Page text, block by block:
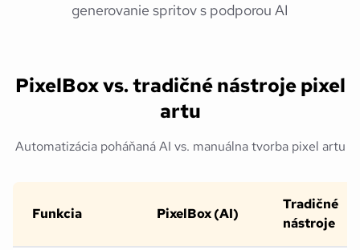
generovanie spritov s podporou AI
PixelBox vs. tradičné nástroje pixel
artu
Automatizácia poháňaná AI vs. manuálna tvorba pixel artu
Funkcia PixelBox (AI)
Tradičné
nástroje